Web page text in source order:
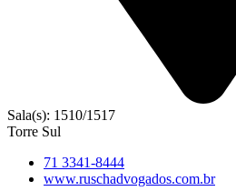
Sala(s): 1510/1517
Torre Sul
71 3341-8444
www.ruschadvogados.com.br